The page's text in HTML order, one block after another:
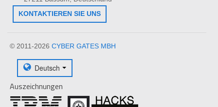
KONTAKTIEREN SIE UNS
© 2011-2026 CYBER GATES MBH
Deutsch
Auszeichnungen